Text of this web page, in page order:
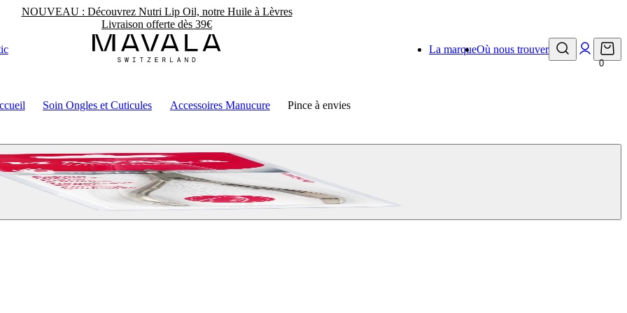
NOUVEAU : Découvrez Nutri Lip Oil, notre Huile à Lèvres
Livraison offerte dès 39€
La marqueOù nous trouver
0
Soin Ongles et Cuticules Accessoires Manucure Pince à envies